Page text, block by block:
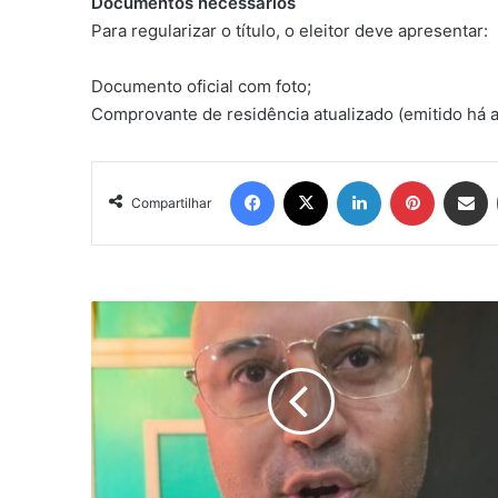
Para regularizar o título, o eleitor deve apresentar:
Documento oficial com foto;
Comprovante de residência atualizado (emitido há
Compartilhar
Facebook Linkedin Pinterest
“A
gente
não